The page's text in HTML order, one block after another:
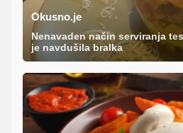
Okusno.je
Nenavaden način serviranja
je navdušila bralka